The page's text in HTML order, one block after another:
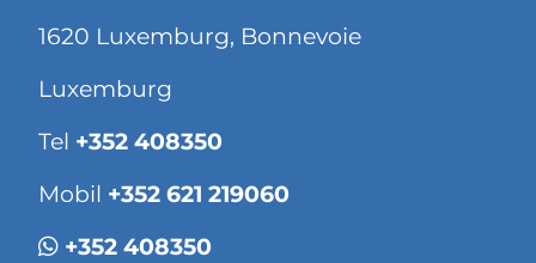
1620 Luxemburg, Bonnevoie
Luxemburg
Tel +352 408350
Mobil +352 621 219060
+352 408350